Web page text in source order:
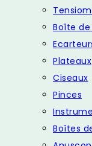
Boîte
Plateaux
Ciseaux
Pinces
Boîtes